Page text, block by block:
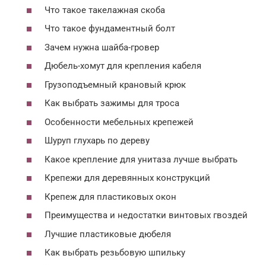
Что такое такелажная скоба
Что такое фундаментный болт
Зачем нужна шайба-гровер
Дюбель-хомут для крепления кабеля
Грузоподъемный крановый крюк
Как выбрать зажимы для троса
Особенности мебельных крепежей
Шуруп глухарь по дереву
Какое крепление для унитаза лучше выбрать
Крепежи для деревянных конструкций
Крепеж для пластиковых окон
Преимущества и недостатки винтовых гвоздей
Лучшие пластиковые дюбеля
Как выбрать резьбовую шпильку